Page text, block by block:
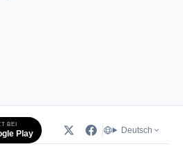
BEI
Play Deutsch